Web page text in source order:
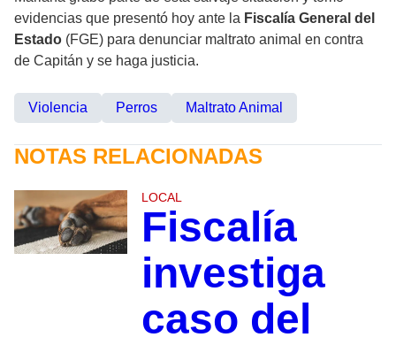
evidencias que presentó hoy ante la Fiscalía General del
Estado (FGE) para denunciar maltrato animal en contra
de Capitán y se haga justicia.
Violencia Perros Maltrato Animal
NOTAS RELACIONADAS
LOCAL
Fiscalía
investiga
caso del